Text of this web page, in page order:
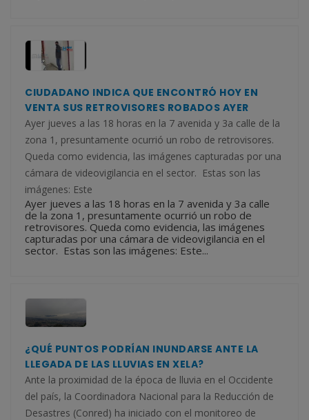
CIUDADANO INDICA QUE ENCONTRÓ HOY EN
VENTA SUS RETROVISORES ROBADOS AYER
Ayer jueves a las 18 horas en la 7 avenida y 3a calle de la
zona 1, presuntamente ocurrió un robo de retrovisores.
Queda como evidencia, las imágenes capturadas por una
cámara de videovigilancia en el sector. Estas son las
imágenes: Este
Ayer jueves a las 18 horas en la 7 avenida y 3a calle
de la zona 1, presuntamente ocurrió un robo de
retrovisores. Queda como evidencia, las imágenes
capturadas por una cámara de videovigilancia en el
sector. Estas son las imágenes: Este...
¿QUÉ PUNTOS PODRÍAN INUNDARSE ANTE LA
LLEGADA DE LAS LLUVIAS EN XELA?
Ante la proximidad de la época de lluvia en el Occidente
del país, la Coordinadora Nacional para la Reducción de
Desastres (Conred) ha iniciado con el monitoreo de